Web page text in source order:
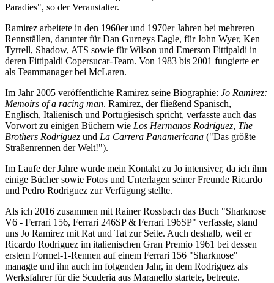
Paradies", so der Veranstalter.
Ramirez arbeitete in den 1960er und 1970er Jahren bei mehreren
Rennställen, darunter für Dan Gurneys Eagle, für John Wyer, Ken
Tyrrell, Shadow, ATS sowie für Wilson und Emerson Fittipaldi in
deren Fittipaldi Copersucar-Team. Von 1983 bis 2001 fungierte er
als Teammanager bei McLaren.
Im Jahr 2005 veröffentlichte Ramirez seine Biographie: Jo Ramirez:
Memoirs of a racing man. Ramirez, der fließend Spanisch,
Englisch, Italienisch und Portugiesisch spricht, verfasste auch das
Vorwort zu einigen Büchern wie Los Hermanos Rodríguez, The
Brothers Rodríguez und La Carrera Panamericana ("Das größte
Straßenrennen der Welt!").
Im Laufe der Jahre wurde mein Kontakt zu Jo intensiver, da ich ihm
einige Bücher sowie Fotos und Unterlagen seiner Freunde Ricardo
und Pedro Rodriguez zur Verfügung stellte.
Als ich 2016 zusammen mit Rainer Rossbach das Buch "Sharknose
V6 - Ferrari 156, Ferrari 246SP & Ferrari 196SP" verfasste, stand
uns Jo Ramirez mit Rat und Tat zur Seite. Auch deshalb, weil er
Ricardo Rodriguez im italienischen Gran Premio 1961 bei dessen
erstem Formel-1-Rennen auf einem Ferrari 156 "Sharknose"
managte und ihn auch im folgenden Jahr, in dem Rodriguez als
Werksfahrer für die Scuderia aus Maranello startete, betreute.